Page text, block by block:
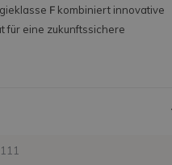
F kombiniert innovative
für eine zukunftssichere